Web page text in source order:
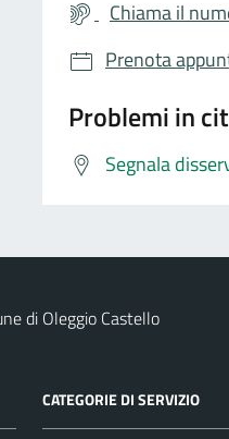
Chiama il
Prenota
Problemi in
Segnala
di Oleggio Castello
CATEGORIE DI SERVIZIO